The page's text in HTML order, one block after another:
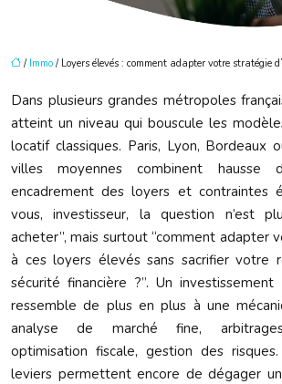
/ Immo / Loyers élevés : comment adapter votre stratégie
Dans plusieurs grandes métropoles
atteint un niveau qui bouscule les
locatif classiques. Paris, Lyon, Bordeaux
villes moyennes combinent hausse
encadrement des loyers et contraintes
vous, investisseur, la question n’est
acheter”, mais surtout “comment adapter
à ces loyers élevés sans sacrifier votre
sécurité financière ?”. Un
ressemble de plus en plus à une
analyse de marché fine, arbitrages
optimisation fiscale, gestion des
leviers permettent encore de dégager un